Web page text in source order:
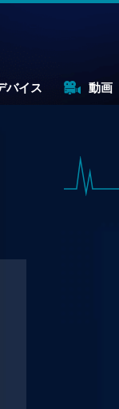
バイス 動画